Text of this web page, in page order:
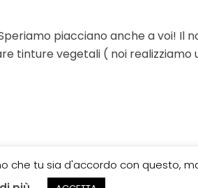
piacciano anche a voi! Il
tinture vegetali ( noi realizziamo
che tu sia d'accordo con questo,